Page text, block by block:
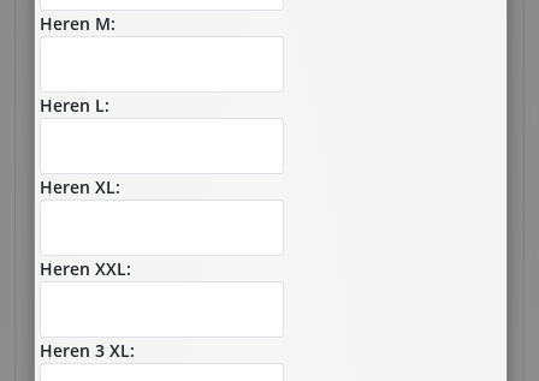
Heren M:
Heren L:
Heren XL:
Heren XXL:
Heren 3 XL: